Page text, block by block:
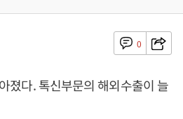
0
졌다. 톡신부문의 해외수출이 늘